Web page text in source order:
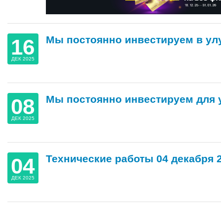
16
ДЕК 2025
Мы постоянно инвестируем в
08
ДЕК 2025
Мы постоянно инвестируем для
04
ДЕК 2025
Технические работы 04 декабря